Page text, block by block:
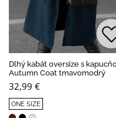
Dlhý kabát oversize s
Autumn Coat tmavomodrý
32,99 €
ONE SIZE